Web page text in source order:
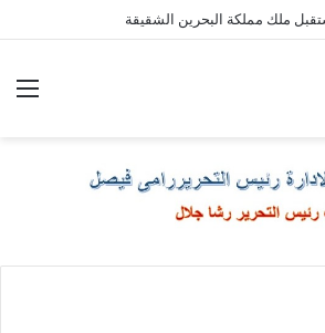
ملك مملكة البحرين الشقيقة